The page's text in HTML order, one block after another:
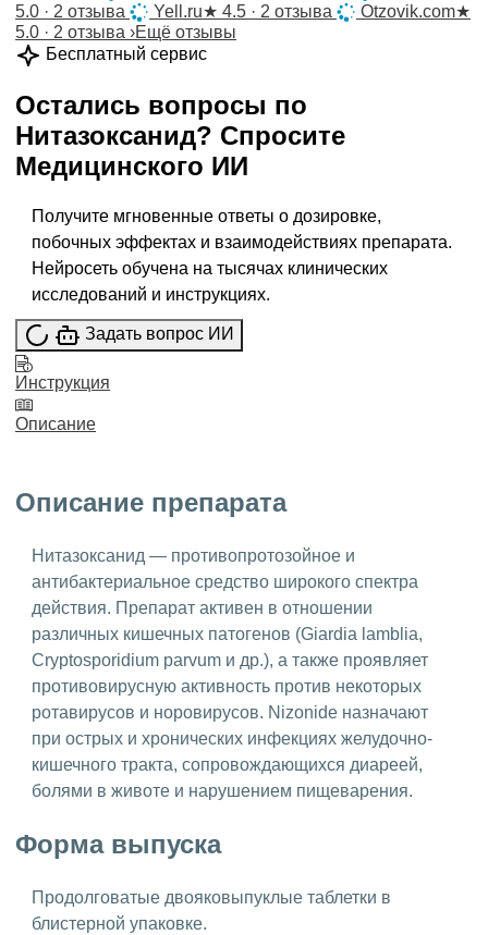
5.0 · 2 отзыва
Yell.ru★ 4.5 · 2 отзыва Otzovik.com★
5.0 · 2 отзыва ›Ещё отзывы
Бесплатный сервис
Остались вопросы по
Нитазоксанид? Спросите
Медицинского ИИ
Получите мгновенные ответы о дозировке,
побочных эффектах и взаимодействиях препарата.
Нейросеть обучена на тысячах клинических
исследований и инструкциях.
Задать вопрос ИИ
Инструкция
Описание
Описание препарата
Нитазоксанид — противопротозойное и
антибактериальное средство широкого спектра
действия. Препарат активен в отношении
различных кишечных патогенов (Giardia lamblia,
Cryptosporidium parvum и др.), а также проявляет
противовирусную активность против некоторых
ротавирусов и норовирусов. Nizonide назначают
при острых и хронических инфекциях желудочно-
кишечного тракта, сопровождающихся диареей,
болями в животе и нарушением пищеварения.
Форма выпуска
Продолговатые двояковыпуклые таблетки в
блистерной упаковке.